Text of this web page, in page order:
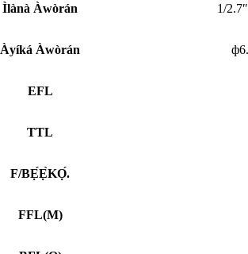
Ìlànà Àwòrán 1/
Àyíká Àwòrán
EFL
TTL
F/BẸ́Ẹ̀KỌ́.
FFL(M)